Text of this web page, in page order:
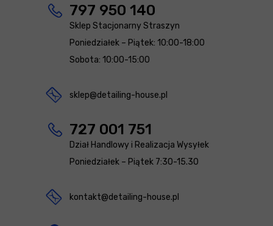
797 950 140
Sklep Stacjonarny Straszyn
Poniedziałek – Piątek: 10:00-18:00
Sobota: 10:00-15:00
sklep@detailing-house.pl
727 001 751
Dział Handlowy i Realizacja Wysyłek
Poniedziałek – Piątek 7:30-15.30
kontakt@detailing-house.pl